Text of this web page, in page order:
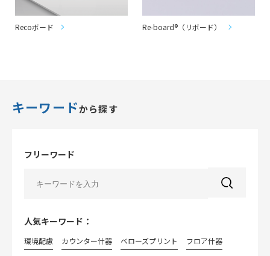
Recoボード Re-board®（リボード）
キーワードから探す
フリーワード
人気キーワード：
環境配慮 カウンター什器 べローズプリント フロア什器